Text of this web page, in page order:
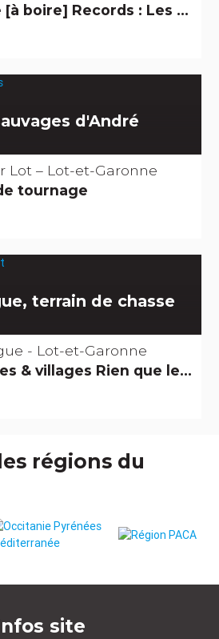
Records : Les + et les -
d'André
Lot – Lot-et-Garonne
tournage
terrain de chasse
- Lot-et-Garonne
Rien que le nom m'amuse...
régions du
site